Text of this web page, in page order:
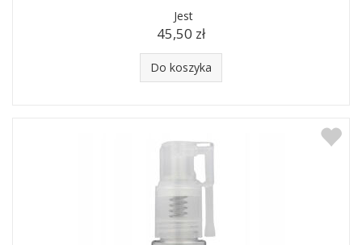
Jest
45,50 zł
Do koszyka